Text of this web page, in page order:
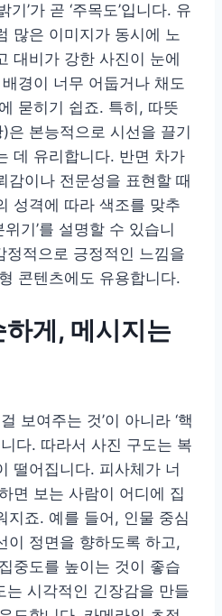
기’가 곧 ‘주목도’입니다. 유
많은 이미지가 동시에 노
대비가 강한 사진이 눈에
경이 너무 어둡거나 채도
묻히기 쉽죠. 특히, 따뜻
)은 본능적으로 시선을 끌기
데 유리합니다. 반면 차가
감이나 전문성을 표현할 때
성격에 따라 색조를 맞추
기’를 설명할 수 있습니
정적으로 긍정적인 느낌을
콘텐츠에도 유용합니다.
게, 메시지는
보여주는 것’이 아니라 ‘핵
다. 따라서 사진 구도는 복
떨어집니다. 피사체가 너
면 보는 사람이 어디에 집
지죠. 예를 들어, 인물 중심
이 정면을 향하도록 하고,
중도를 높이는 것이 좋습
는 시각적인 긴장감을 만들